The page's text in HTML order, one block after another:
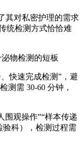
其对私密护理的需求
统检测方式恰恰难
物检测的短板
快速完成检测”，避
测需 30-60 分钟，
围观操作”“样本传递
验科），检测过程需